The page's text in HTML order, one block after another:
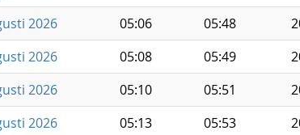
2026
05:06 05:48
2026
05:08 05:49
2026
05:10 05:51
2026
05:13 05:53